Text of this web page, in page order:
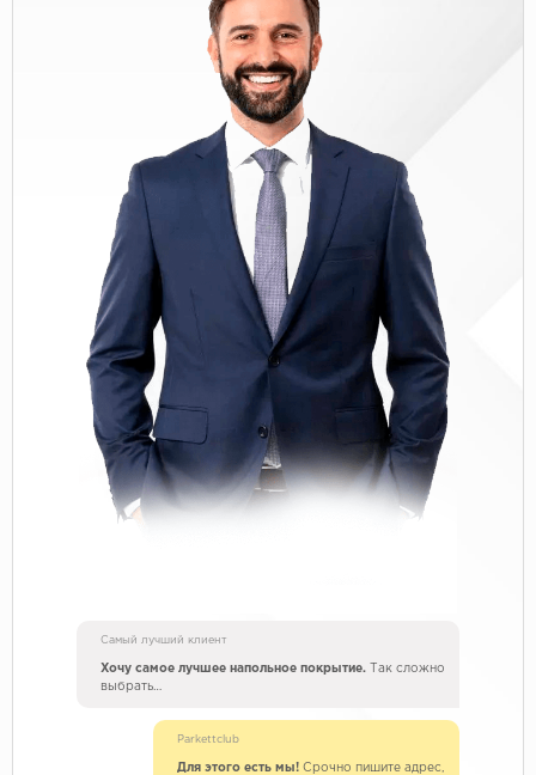
Самый лучший клиент
Хочу самое лучшее напольное покрытие. Так сложно
выбрать…
Parkettclub
Для этого есть мы! Срочно пишите адрес,